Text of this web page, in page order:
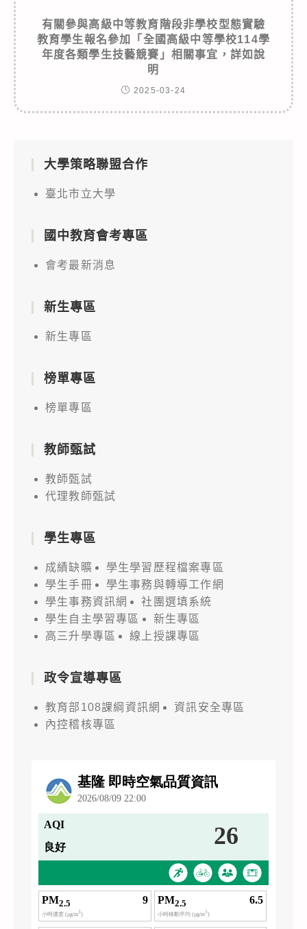
有關參與高級中等教育階段非學校型態實驗
教育學生報名參加「全國高級中等學校114學
年度各類學生技藝競賽」相關事宜，詳如說
明
2025-03-24
大學策略聯盟合作
臺北市立大學
國中教育會考專區
會考最新消息
新生專區
新生專區
榜單專區
榜單專區
教師甄試
教師甄試
代理教師甄試
學生專區
成績缺曠
學生學習歷程檔案專區
學生手冊
學生事務與轉導工作網
學生事務資訊網
社團選填系統
學生自主學習專區
新生專區
高三升學專區
線上授課專區
政令宣導專區
教育部108課綱資訊網
資訊安全專區
內控稽核專區